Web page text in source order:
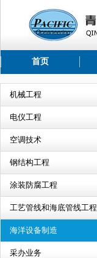
首页
机械工程
电仪工程
空调技术
钢结构工程
涂装防腐工程
工艺管线和海底管线工程
海洋设备制造
采办业务